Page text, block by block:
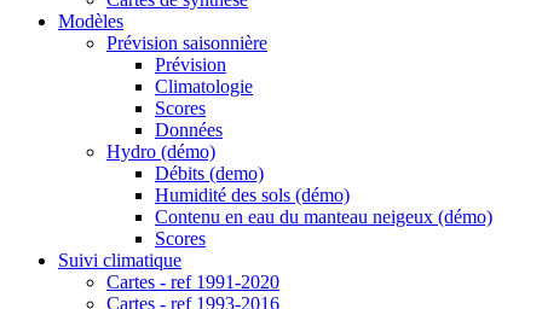
Modèles
Prévision saisonnière
Prévision
Climatologie
Scores
Données
Hydro (démo)
Débits (demo)
Humidité des sols (démo)
Contenu en eau du manteau neigeux (démo)
Scores
Suivi climatique
Cartes - ref 1991-2020
Cartes - ref 1993-2016